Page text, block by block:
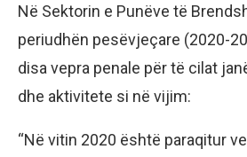
Në Sektorin e Punëve të
periudhën pesëvjeçare (2020-
disa vepra penale për të cilat
dhe aktivitete si në vijim:
“Në vitin 2020 është paraqitur